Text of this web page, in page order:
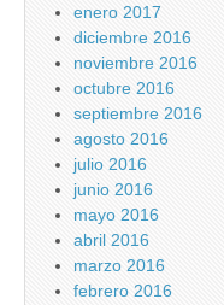
enero 2017
diciembre 2016
noviembre 2016
octubre 2016
septiembre 2016
agosto 2016
julio 2016
junio 2016
mayo 2016
abril 2016
marzo 2016
febrero 2016